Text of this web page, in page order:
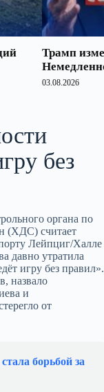
Трамп
03.08.2026
без
органа по
(ХДС) считает
Лейпциг/Халле
давно утратила
игру без правил».
назвало
и
от
борьбой за